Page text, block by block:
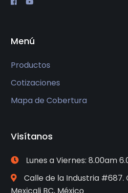
Menú
Productos
Cotizaciones
Mapa de Cobertura
Visítanos
Lunes a Viernes: 8.00am
Calle de la Industria #687.